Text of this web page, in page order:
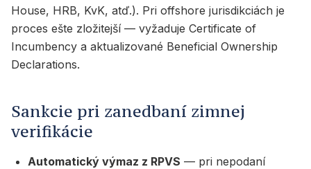
House, HRB, KvK, atď.). Pri offshore jurisdikciách je
proces ešte zložitejší — vyžaduje Certificate of
Incumbency a aktualizované Beneficial Ownership
Declarations.
Sankcie pri zanedbaní zimnej
verifikácie
Automatický výmaz z RPVS — pri nepodaní